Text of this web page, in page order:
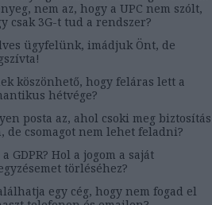
nem az, hogy a UPC nem szólt,
csak 3G-t tud a rendszer?
ügyfelünk, imádjuk Önt, de
köszönhető, hogy feláras lett a
hétvége?
posta az, ahol csoki meg biztosítás
de csomagot nem lehet feladni?
GDPR? Hol a jogom a saját
törléséhez?
egy cég, hogy nem fogad el